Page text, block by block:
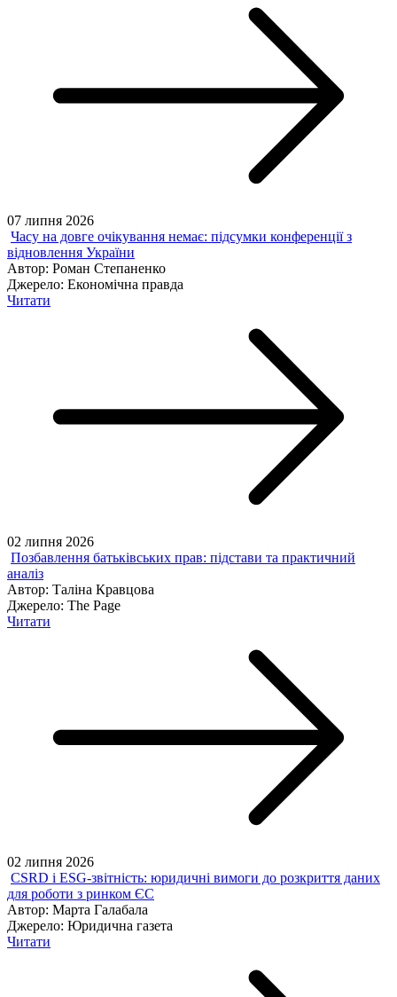
07 липня 2026
Часу на довге очікування немає: підсумки конференції з
відновлення України
Автор: Роман Степаненко
Джерело: Економічна правда
Читати
02 липня 2026
Позбавлення батьківських прав: підстави та практичний
аналіз
Автор: Таліна Кравцова
Джерело: The Page
Читати
02 липня 2026
CSRD і ESG-звітність: юридичні вимоги до розкриття даних
для роботи з ринком ЄС
Автор: Марта Галабала
Джерело: Юридична газета
Читати